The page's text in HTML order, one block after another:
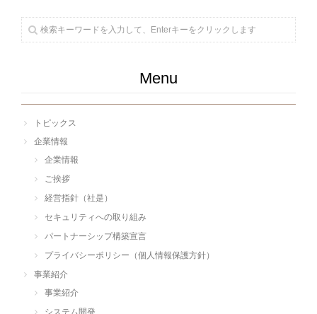
Menu
トピックス
企業情報
企業情報
ご挨拶
経営指針（社是）
セキュリティへの取り組み
パートナーシップ構築宣言
プライバシーポリシー（個人情報保護方針）
事業紹介
事業紹介
システム開発